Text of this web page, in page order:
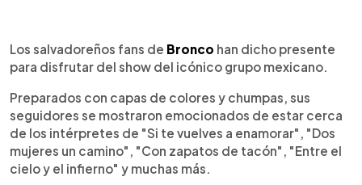
► Escuchar artículo
Los salvadoreños fans de Bronco han dicho presente
para disfrutar del show del icónico grupo mexicano.
Preparados con capas de colores y chumpas, sus
seguidores se mostraron emocionados de estar cerca
de los intérpretes de "Si te vuelves a enamorar", "Dos
mujeres un camino", "Con zapatos de tacón", "Entre el
cielo y el infierno" y muchas más.